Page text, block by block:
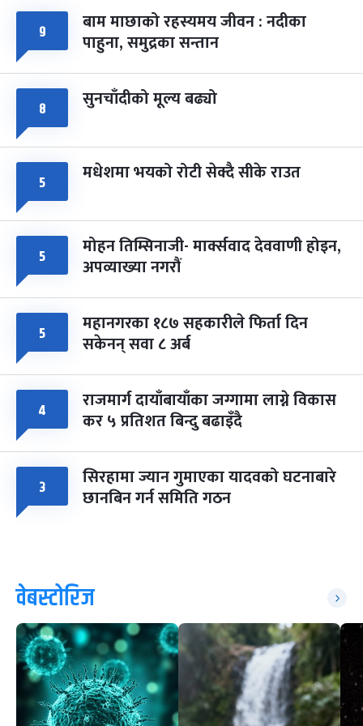
८ फागुपूर्णिमा
चैत्र ८, २०८३-Mar 22, 2027
७ महिना बाँकी
९ बाम माछाको रहस्यमय जीवन : नदीका
पाहुना, समुद्रका सन्तान
८ सुनचाँदीको मूल्य बढ्यो
५ मधेशमा भयको रोटी सेक्दै सीके राउत
५ मोहन तिम्सिनाजी- मार्क्सवाद देववाणी होइन,
अपव्याख्या नगरौं
५ महानगरका १८७ सहकारीले फिर्ता दिन
सकेनन् सवा ८ अर्ब
४ राजमार्ग दायाँबायाँका जग्गामा लाग्ने विकास
कर ५ प्रतिशत बिन्दु बढाइँदै
३ सिरहामा ज्यान गुमाएका यादवको घटनाबारे
छानबिन गर्न समिति गठन
वेबस्टोरिज